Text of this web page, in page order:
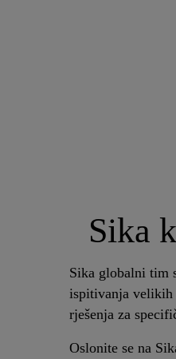
Sika
Sika globalni tim
ispitivanja velikih
rješenja za
Oslonite se na